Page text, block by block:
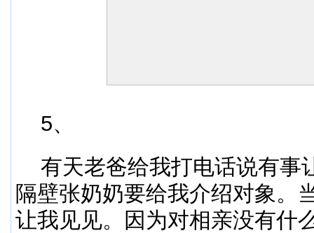
5、
有天老爸给我打电话说有事
隔壁张奶奶要给我介绍对象。
让我见见。因为对相亲没有什